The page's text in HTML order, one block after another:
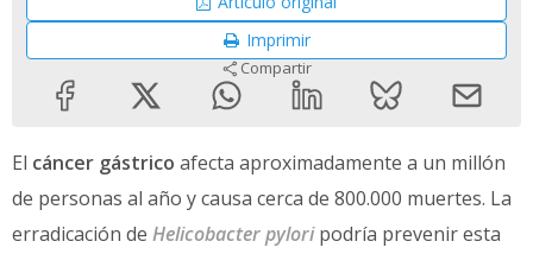
Imprimir
Compartir
El cáncer gástrico afecta aproximadamente a un millón
de personas al año y causa cerca de 800.000 muertes. La
erradicación de Helicobacter pyloripodría prevenir esta